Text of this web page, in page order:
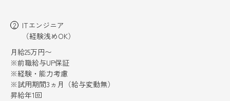
ITエンジニア
（経験浅めOK）
月給25万円〜
※前職給与UP保証
※経験・能力考慮
※試用期間3ヵ月（給与変動無）
昇給年1回